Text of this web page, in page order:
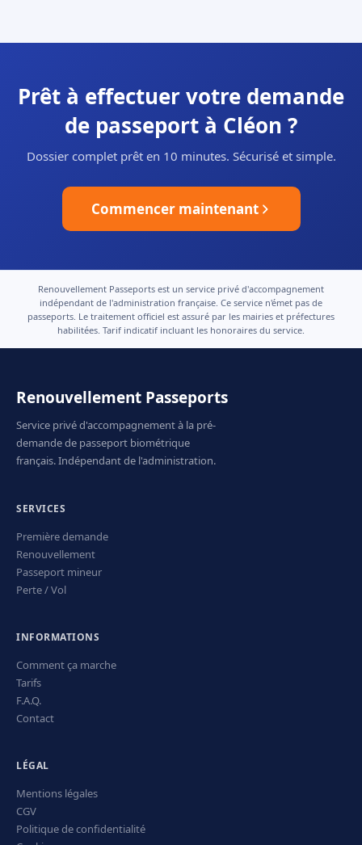
Prêt à effectuer votre demande
de passeport à Cléon ?
Dossier complet prêt en 10 minutes. Sécurisé et simple.
Commencer maintenant
Renouvellement Passeports est un service privé d'accompagnement
indépendant de l'administration française. Ce service n'émet pas de
passeports. Le traitement officiel est assuré par les mairies et préfectures
habilitées. Tarif indicatif incluant les honoraires du service.
Renouvellement Passeports
Service privé d'accompagnement à la pré-
demande de passeport biométrique
français. Indépendant de l'administration.
SERVICES
Première demande
Renouvellement
Passeport mineur
Perte / Vol
INFORMATIONS
Comment ça marche
Tarifs
F.A.Q.
Contact
LÉGAL
Mentions légales
CGV
Politique de confidentialité